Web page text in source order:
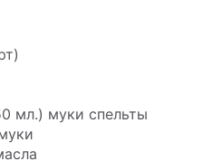
мл.) муки спельты